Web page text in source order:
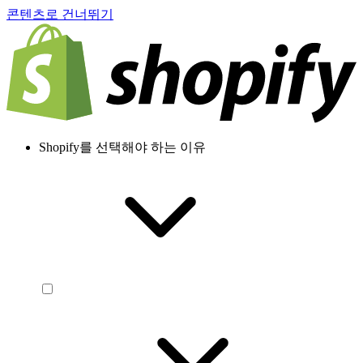
콘텐츠로 건너뛰기
Shopify를 선택해야 하는 이유